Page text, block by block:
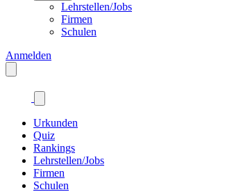
Lehrstellen/Jobs
Firmen
Schulen
Anmelden
Urkunden
Quiz
Rankings
Lehrstellen/Jobs
Firmen
Schulen